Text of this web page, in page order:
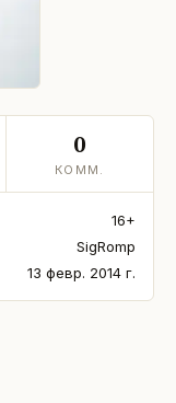
0
КОММ.
16+
SigRomp
13 февр. 2014 г.